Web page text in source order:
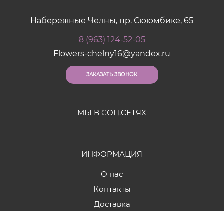
Набережные Челны, пр. Сююмбике, 65
8 (963) 124-52-05
Flowers-chelny16@yandex.ru
ЗАКАЗАТЬ ЗВОНОК
МЫ В СОЦ.СЕТЯХ
ИНФОРМАЦИЯ
О нас
Контакты
Доставка